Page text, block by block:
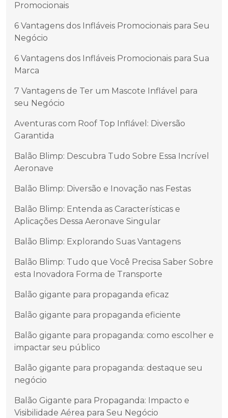
Promocionais
6 Vantagens dos Infláveis Promocionais para Seu
Negócio
6 Vantagens dos Infláveis Promocionais para Sua
Marca
7 Vantagens de Ter um Mascote Inflável para
seu Negócio
Aventuras com Roof Top Inflável: Diversão
Garantida
Balão Blimp: Descubra Tudo Sobre Essa Incrível
Aeronave
Balão Blimp: Diversão e Inovação nas Festas
Balão Blimp: Entenda as Características e
Aplicações Dessa Aeronave Singular
Balão Blimp: Explorando Suas Vantagens
Balão Blimp: Tudo que Você Precisa Saber Sobre
esta Inovadora Forma de Transporte
Balão gigante para propaganda eficaz
Balão gigante para propaganda eficiente
Balão gigante para propaganda: como escolher e
impactar seu público
Balão gigante para propaganda: destaque seu
negócio
Balão Gigante para Propaganda: Impacto e
Visibilidade Aérea para Seu Negócio